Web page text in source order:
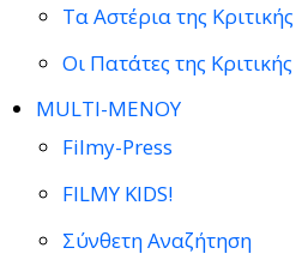
Τα Αστέρια της Κριτικής
Οι Πατάτες της Κριτικής
MULTI-ΜΕΝΟΥ
Filmy-Press
FILMY KIDS!
Σύνθετη Αναζήτηση